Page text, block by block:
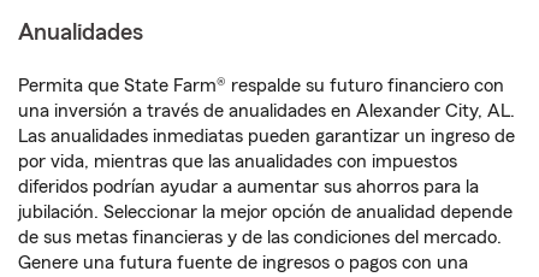
Anualidades
Permita que State Farm® respalde su futuro financiero con
una inversión a través de anualidades en Alexander City, AL.
Las anualidades inmediatas pueden garantizar un ingreso de
por vida, mientras que las anualidades con impuestos
diferidos podrían ayudar a aumentar sus ahorros para la
jubilación. Seleccionar la mejor opción de anualidad depende
de sus metas financieras y de las condiciones del mercado.
Genere una futura fuente de ingresos o pagos con una